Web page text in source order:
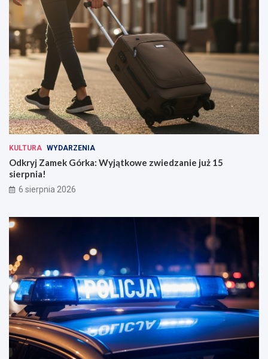
KULTURA WYDARZENIA
Odkryj Zamek Górka: Wyjątkowe zwiedzanie już 15
sierpnia!
6 sierpnia 2026